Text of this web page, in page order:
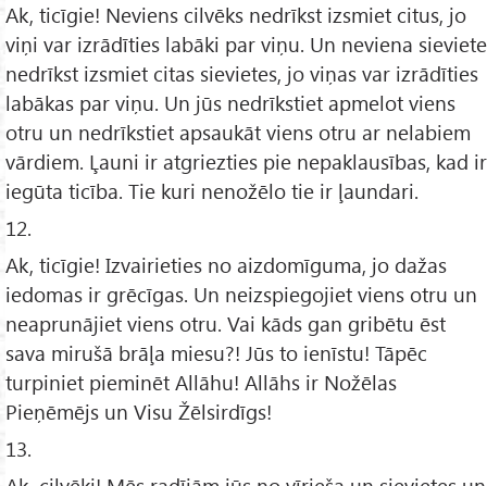
Ak, ticīgie! Neviens cilvēks nedrīkst izsmiet citus, jo
viņi var izrādīties labāki par viņu. Un neviena sieviete
nedrīkst izsmiet citas sievietes, jo viņas var izrādīties
labākas par viņu. Un jūs nedrīkstiet apmelot viens
otru un nedrīkstiet apsaukāt viens otru ar nelabiem
vārdiem. Ļauni ir atgriezties pie nepaklausības, kad ir
iegūta ticība. Tie kuri nenožēlo tie ir ļaundari.
12.
Ak, ticīgie! Izvairieties no aizdomīguma, jo dažas
iedomas ir grēcīgas. Un neizspiegojiet viens otru un
neaprunājiet viens otru. Vai kāds gan gribētu ēst
sava mirušā brāļa miesu?! Jūs to ienīstu! Tāpēc
turpiniet pieminēt Allāhu! Allāhs ir Nožēlas
Pieņēmējs un Visu Žēlsirdīgs!
13.